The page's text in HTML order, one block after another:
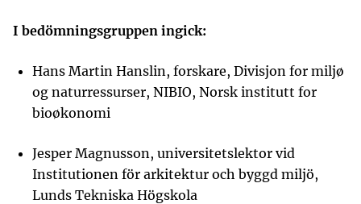
I bedömningsgruppen ingick:
Hans Martin Hanslin, forskare, Divisjon for miljø
og naturressurser, NIBIO, Norsk institutt for
bioøkonomi
Jesper Magnusson, universitetslektor vid
Institutionen för arkitektur och byggd miljö,
Lunds Tekniska Högskola